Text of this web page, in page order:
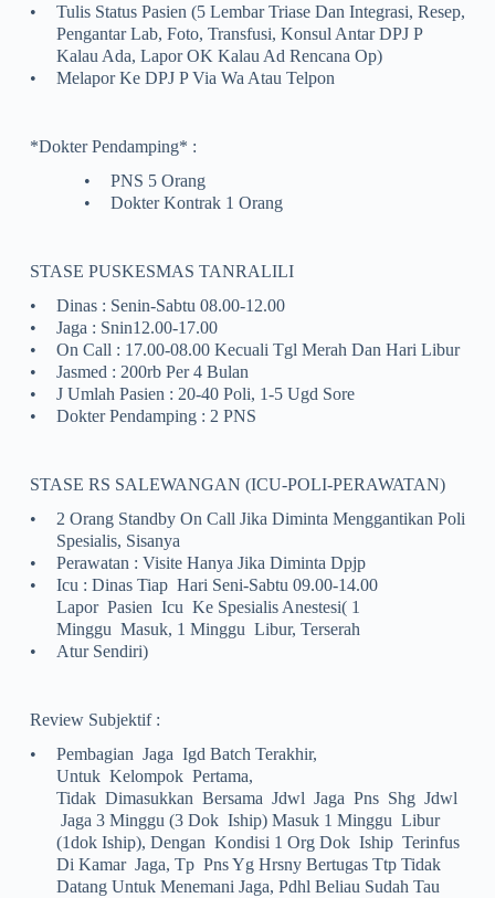
•
Tulis Status Pasien (5 Lembar Triase Dan Integrasi, Resep,
Pengantar Lab, Foto, Transfusi, Konsul Antar DPJ P
Kalau Ada, Lapor OK Kalau Ad Rencana Op)
•
Melapor Ke DPJ P Via Wa Atau Telpon
*Dokter Pendamping* :
•
PNS 5 Orang
•
Dokter Kontrak 1 Orang
STASE PUSKESMAS TANRALILI
•
Dinas : Senin-Sabtu 08.00-12.00
•
Jaga : Snin12.00-17.00
•
On Call : 17.00-08.00 Kecuali Tgl Merah Dan Hari Libur
•
Jasmed : 200rb Per 4 Bulan
•
J Umlah Pasien : 20-40 Poli, 1-5 Ugd Sore
•
Dokter Pendamping : 2 PNS
STASE RS SALEWANGAN (ICU-POLI-PERAWATAN)
•
2 Orang Standby On Call Jika Diminta Menggantikan Poli
Spesialis, Sisanya
•
Perawatan : Visite Hanya Jika Diminta Dpjp
•
Icu : Dinas Tiap Hari Seni-Sabtu 09.00-14.00
Lapor Pasien Icu Ke Spesialis Anestesi( 1
Minggu Masuk, 1 Minggu Libur, Terserah
•
Atur Sendiri)
Review Subjektif :
•
Pembagian Jaga Igd Batch Terakhir,
Untuk Kelompok Pertama,
Tidak Dimasukkan Bersama Jdwl Jaga Pns Shg Jdwl
Jaga 3 Minggu (3 Dok Iship) Masuk 1 Minggu Libur
(1dok Iship), Dengan Kondisi 1 Org Dok Iship Terinfus
Di Kamar Jaga, Tp Pns Yg Hrsny Bertugas Ttp Tidak
Datang Untuk Menemani Jaga, Pdhl Beliau Sudah Tau